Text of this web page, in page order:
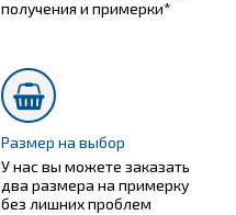
получения и примерки*
Размер на выбор
У нас вы можете заказать
два размера на примерку
без лишних проблем